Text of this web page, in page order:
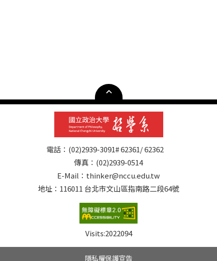
電話：(02)2939-3091# 62361/ 62362
傳真：(02)2939-0514
E-Mail：thinker@nccu.edu.tw
地址：116011 台北市文山區指南路二段64號
Visits:2022094
隱私權保護宣告